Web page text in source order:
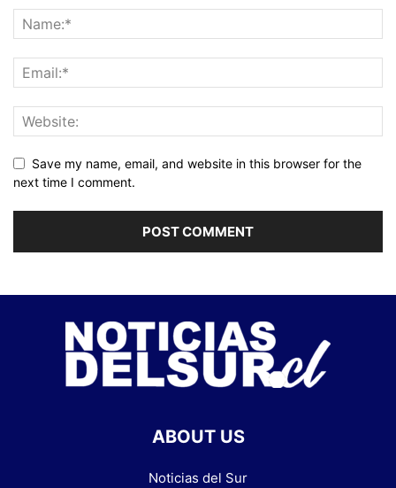
Save my name, email, and website in this browser for the
next time I comment.
ABOUT US
Noticias del Sur